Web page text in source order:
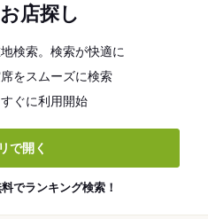
店探し
検索。検索が快適に
をスムーズに検索
ぐに利用開始
で開く
でランキング検索！